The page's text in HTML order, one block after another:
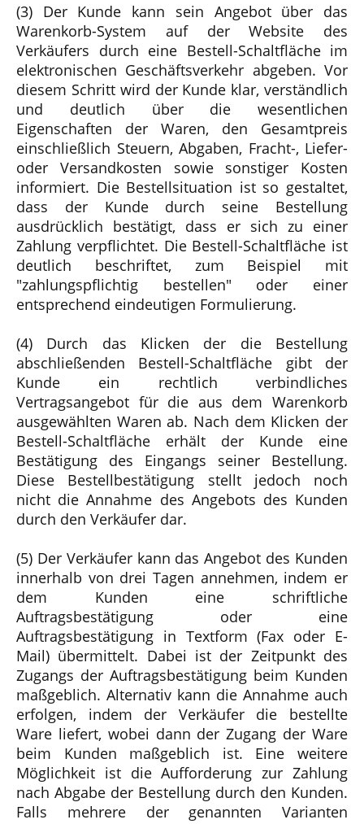
(3) Der Kunde kann sein Angebot über das
Warenkorb-System auf der Website des
Verkäufers durch eine Bestell-Schaltfläche im
elektronischen Geschäftsverkehr abgeben. Vor
diesem Schritt wird der Kunde klar, verständlich
und deutlich über die wesentlichen
Eigenschaften der Waren, den Gesamtpreis
einschließlich Steuern, Abgaben, Fracht-, Liefer-
oder Versandkosten sowie sonstiger Kosten
informiert. Die Bestellsituation ist so gestaltet,
dass der Kunde durch seine Bestellung
ausdrücklich bestätigt, dass er sich zu einer
Zahlung verpflichtet. Die Bestell-Schaltfläche ist
deutlich beschriftet, zum Beispiel mit
"zahlungspflichtig bestellen" oder einer
entsprechend eindeutigen Formulierung.
(4) Durch das Klicken der die Bestellung
abschließenden Bestell-Schaltfläche gibt der
Kunde ein rechtlich verbindliches
Vertragsangebot für die aus dem Warenkorb
ausgewählten Waren ab. Nach dem Klicken der
Bestell-Schaltfläche erhält der Kunde eine
Bestätigung des Eingangs seiner Bestellung.
Diese Bestellbestätigung stellt jedoch noch
nicht die Annahme des Angebots des Kunden
durch den Verkäufer dar.
(5) Der Verkäufer kann das Angebot des Kunden
innerhalb von drei Tagen annehmen, indem er
dem Kunden eine schriftliche
Auftragsbestätigung oder eine
Auftragsbestätigung in Textform (Fax oder E-
Mail) übermittelt. Dabei ist der Zeitpunkt des
Zugangs der Auftragsbestätigung beim Kunden
maßgeblich. Alternativ kann die Annahme auch
erfolgen, indem der Verkäufer die bestellte
Ware liefert, wobei dann der Zugang der Ware
beim Kunden maßgeblich ist. Eine weitere
Möglichkeit ist die Aufforderung zur Zahlung
nach Abgabe der Bestellung durch den Kunden.
Falls mehrere der genannten Varianten